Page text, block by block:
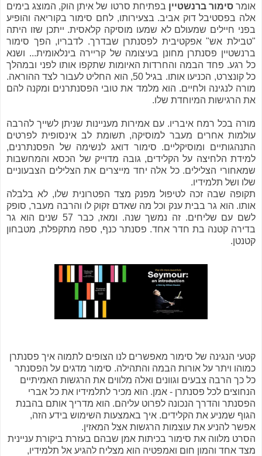
אומרסימור ברנשטיין בפתיחת סרטו של איתן הוק, המוצג בימים
אלה בפסטיבל דוק אביב. בצעירותו, לחם סימור בקוריאה והופיע
בפני חיילים שמעולם לא שמעו מוסיקה קלאסית. ייתכן שזו היתה
"טבילת אש" אפקטיבית לפסנתרן שבדרך. לדבריו, הפך סימור
ברנשטיין פסנתרן מחונן בעיצומה של קריירה בינלאומית... ושנא
כל רגע. פחד הבמה והחרדות האיומות שתקפו אותו לפני ובמהלך
כל קונצרט, הכניעו אותו. בגיל 50, הוא החליט לעבור לצד ההוראה.
מורה לנגינה ולחיים. הוא מלמד את טובי הפסנתרנים ומקנה להם
את הרגישות המיוחדת שלו.
מורה בכל רמח איבריו. עם אמירות מעניינות שניתן לשייך להרבה
עולמות אחרים מעבר למוסיקה, תשומת לב אינסופית לפרטים
התנהגותיים ומוסיקליים. סימור דואג לנשימה של הפסנתרנים,
למידת הלחיצה על הקלידים, גובה מדוייק של הכסא והמחשבות
שמאחורי הצלילים. כל אלה יחד מייצרים את הצלילים הצבעוניים
שלו ושל תלמידיו.
תקופה שבה זכה לטיפול מפנק מצד הפטרונית שלו, לא בלבלה
אותו. הוא גר בבית ענק וכל מה שאדם זקוק לו והרבה מעבר, סופק
לשם עם שליחים. זה נמשך שנה. ומאז, כבר 57 שנים הוא גר
בדירה קטנה בת חדר אחד. פסנתר כנף, ספה מתקפלת, מטבחון
קטנטן.
קטעי הנגינה של סימור מאפשרים לנו הצופים לתמוה איך פסנתרן
כמוהו ויתר על אורות הבמה והתהילה. סימור מדגים על הפסנתר
כל כך הרבה צבעים וגוונים ואלה מלווים את הרגשות האמיתיים
הנחוצים לכל פסנתרן - אמן. הוא מכיר לתלמידיו את כל אברי
הפסנתר והדרך הנכונה לפרוט עליהם. הוא מדריך אותם בהבנת
הגוף שמניע את הקלידים. איך באמצעות השימוש בידע הזה,
אפשר להניע את עוצמות הרגשות אצל המאזין.
הסרט מלווה את סימור בכיתות אמן שבהם בעזרת ביקורת עניינית
מצד אחד והמון חום ואמפטיה הוא מצליח להגיע אל תלמידיו,